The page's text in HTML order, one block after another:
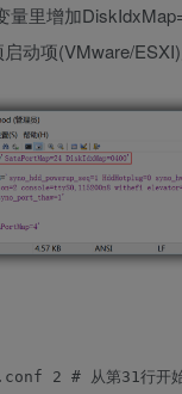
量里增加
动项(VMware/
2 # 从第31行开